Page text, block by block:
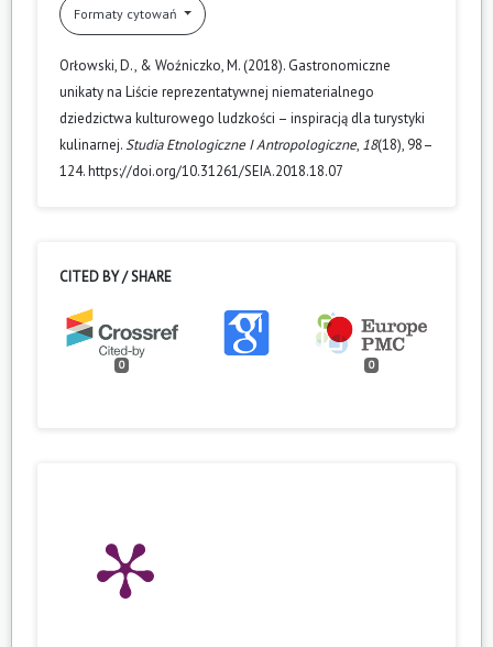
Formaty cytowań
Orłowski, D., & Woźniczko, M. (2018). Gastronomiczne
unikaty na Liście reprezentatywnej niematerialnego
dziedzictwa kulturowego ludzkości – inspiracją dla turystyki
kulinarnej.Studia Etnologiczne I Antropologiczne, 18(18), 98–
124. https://doi.org/10.31261/SEIA.2018.18.07
CITED BY / SHARE
0 0